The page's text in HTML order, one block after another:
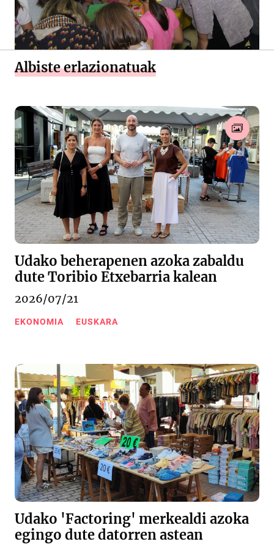
Albiste erlazionatuak
Udako beherapenen azoka zabaldu
dute Toribio Etxebarria kalean
2026/07/21
EKONOMIA EUSKARA
Udako 'Factoring' merkealdi azoka
egingo dute datorren astean